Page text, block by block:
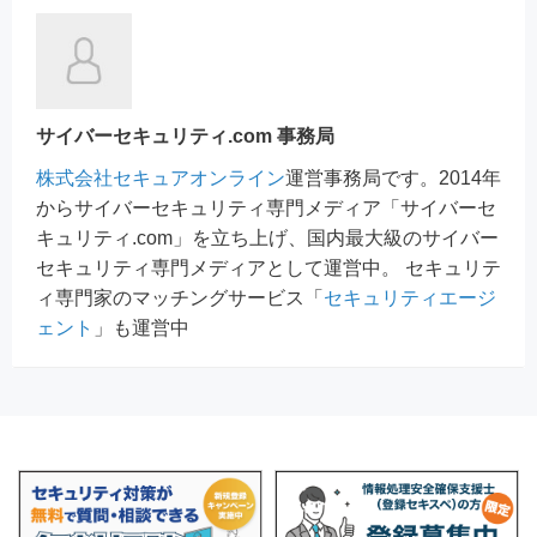
サイバーセキュリティ.com 事務局
株式会社セキュアオンライン運営事務局です。2014年
からサイバーセキュリティ専門メディア「サイバーセ
キュリティ.com」を立ち上げ、国内最大級のサイバー
セキュリティ専門メディアとして運営中。 セキュリテ
ィ専門家のマッチングサービス「 セキュリティエージ
ェント 」も運営中